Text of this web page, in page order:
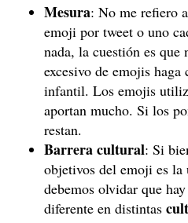
Mesura: No me refiero
emoji por tweet o uno
nada, la cuestión es que
excesivo de emojis
infantil. Los emojis
aportan mucho. Si los
restan.
Barrera cultural: Si
objetivos del emoji es la
debemos olvidar que
diferente en distintas